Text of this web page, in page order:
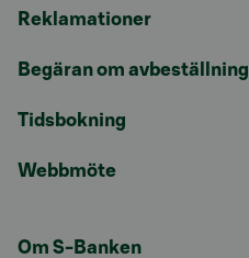
Reklamationer
Begäran om avbeställning
Tidsbokning
Webbmöte
Om S-Banken